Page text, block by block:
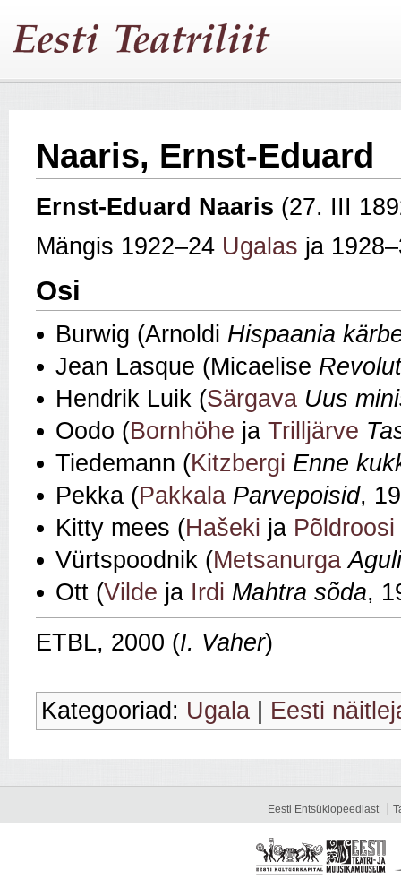
Naaris, Ernst-Eduard
Ernst‑Eduard Naaris (27. III
Mängis 1922–24 Ugalas ja
Osi
Burwig (Arnoldi Hispaania
Jean Lasque (Micaelise
Hendrik Luik (Särgava Uus
Oodo (Bornhöhe ja Trilljärve
Tiedemann (Kitzbergi Enne
Pekka (Pakkala Parvepoisid,
Kitty mees (Hašeki ja Põldroosi
Vürtspoodnik (Metsanurga
Ott (Vilde ja Irdi Mahtra sõda,
ETBL, 2000 (I. Vaher)
Kategooriad: Ugala Eesti
Eesti Entsüklopeediast